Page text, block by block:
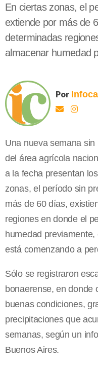
En ciertas zonas, el
extiende por más de
determinadas
almacenar humedad
Por
Una nueva semana
del área agrícola
a la fecha presentan
zonas, el período sin
más de 60 días,
regiones en donde el
humedad
está comenzando a
Sólo se registraron
bonaerense, en donde
buenas condiciones,
precipitaciones que
semanas, según un
Buenos Aires.